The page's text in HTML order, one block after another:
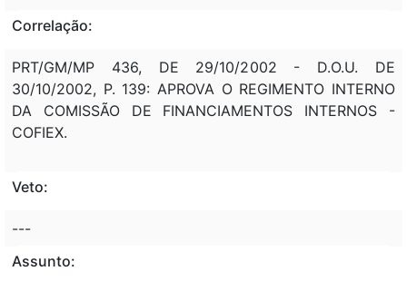
Correlação:
PRT/GM/MP 436, DE 29/10/2002 - D.O.U. DE
30/10/2002, P. 139: APROVA O REGIMENTO INTERNO
DA COMISSÃO DE FINANCIAMENTOS INTERNOS -
COFIEX.
Veto:
---
Assunto: